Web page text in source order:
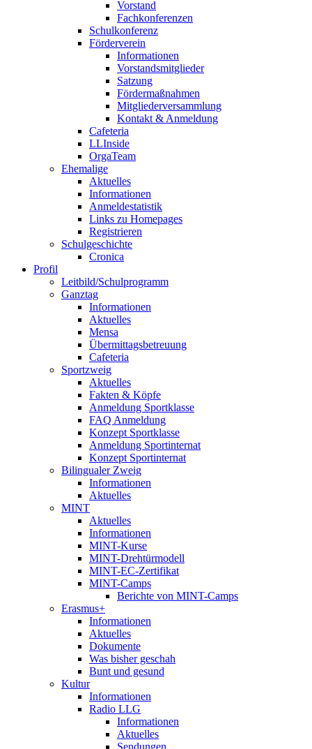
Vorstand
Fachkonferenzen
Schulkonferenz
Förderverein
Informationen
Vorstandsmitglieder
Satzung
Fördermaßnahmen
Mitgliederversammlung
Kontakt & Anmeldung
Cafeteria
LLInside
OrgaTeam
Ehemalige
Aktuelles
Informationen
Anmeldestatistik
Links zu Homepages
Registrieren
Schulgeschichte
Cronica
Profil
Leitbild/Schulprogramm
Ganztag
Informationen
Aktuelles
Mensa
Übermittagsbetreuung
Cafeteria
Sportzweig
Aktuelles
Fakten & Köpfe
Anmeldung Sportklasse
FAQ Anmeldung
Konzept Sportklasse
Anmeldung Sportinternat
Konzept Sportinternat
Bilingualer Zweig
Informationen
Aktuelles
MINT
Aktuelles
Informationen
MINT-Kurse
MINT-Drehtürmodell
MINT-EC-Zertifikat
MINT-Camps
Berichte von MINT-Camps
Erasmus+
Informationen
Aktuelles
Dokumente
Was bisher geschah
Bunt und gesund
Kultur
Informationen
Radio LLG
Informationen
Aktuelles
Sendungen